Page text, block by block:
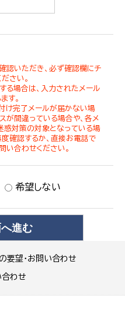
要望・お問い合わせ
合わせ
認いただき、必ず確認欄にチ
さい。
する場合は、入力されたメール
す。
付け完了メールが届かない場
が間違っている場合や、各メ
惑対策の対象となっている場
度確認するか、直接お電話で
い合わせください。
希望しない